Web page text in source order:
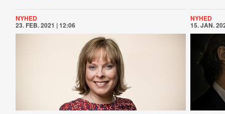
NYHED
23. FEB. 2021 | 12:06
NYHED
15. JAN.